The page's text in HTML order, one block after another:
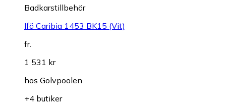
Badkarstillbehör
Ifö Caribia 1453 BK15 (Vit)
fr.
1 531 kr
hos Golvpoolen
+4 butiker